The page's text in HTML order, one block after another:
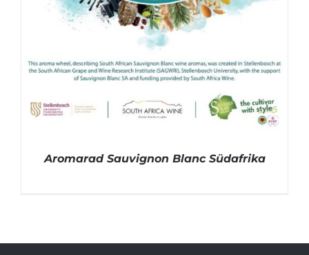
Aromarad Sauvignon Blanc Südafrika